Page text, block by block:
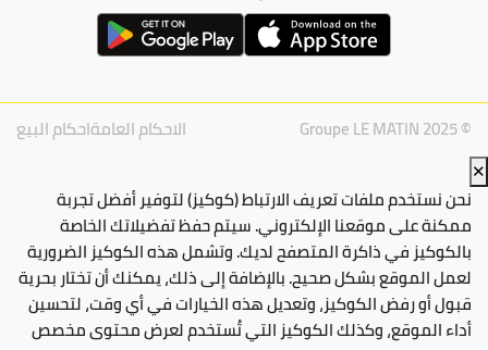
© Groupe LE MATIN 2025 الاحكام العامةاحكام البيع
✕
نحن نستخدم ملفات تعريف الارتباط (كوكيز) لتوفير أفضل تجربة
ممكنة على موقعنا الإلكتروني. سيتم حفظ تفضيلاتك الخاصة
بالكوكيز في ذاكرة المتصفح لديك. وتشمل هذه الكوكيز الضرورية
لعمل الموقع بشكل صحيح. بالإضافة إلى ذلك، يمكنك أن تختار بحرية
قبول أو رفض الكوكيز، وتعديل هذه الخيارات في أي وقت، لتحسين
أداء الموقع، وكذلك الكوكيز التي تُستخدم لعرض محتوى مخصص